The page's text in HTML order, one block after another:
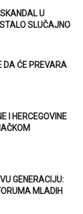
U
SLUČAJNO
DA ĆE PREVARA
I HERCEGOVINE
GENERACIJU:
MLADIH